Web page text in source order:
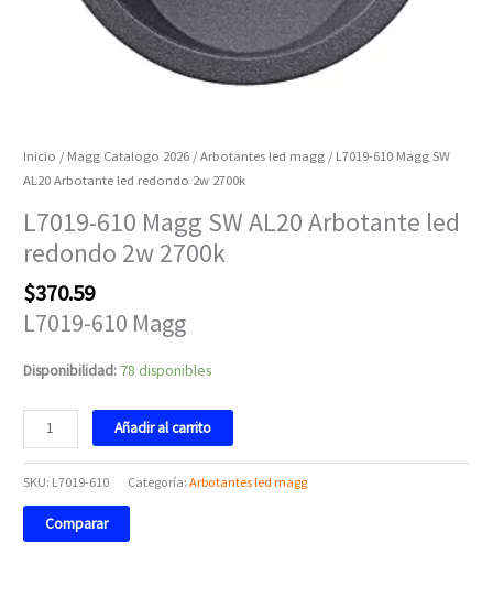
Inicio / Magg Catalogo 2026 /Arbotantes led magg / L7019-610 Magg SW
AL20 Arbotante led redondo 2w 2700k
L7019-610 Magg SW AL20 Arbotante led
redondo 2w 2700k
$370.59
L7019-610 Magg
Disponibilidad: 78 disponibles
Añadir al carrito
SKU: L7019-610 Categoría:Arbotantes led magg
Comparar